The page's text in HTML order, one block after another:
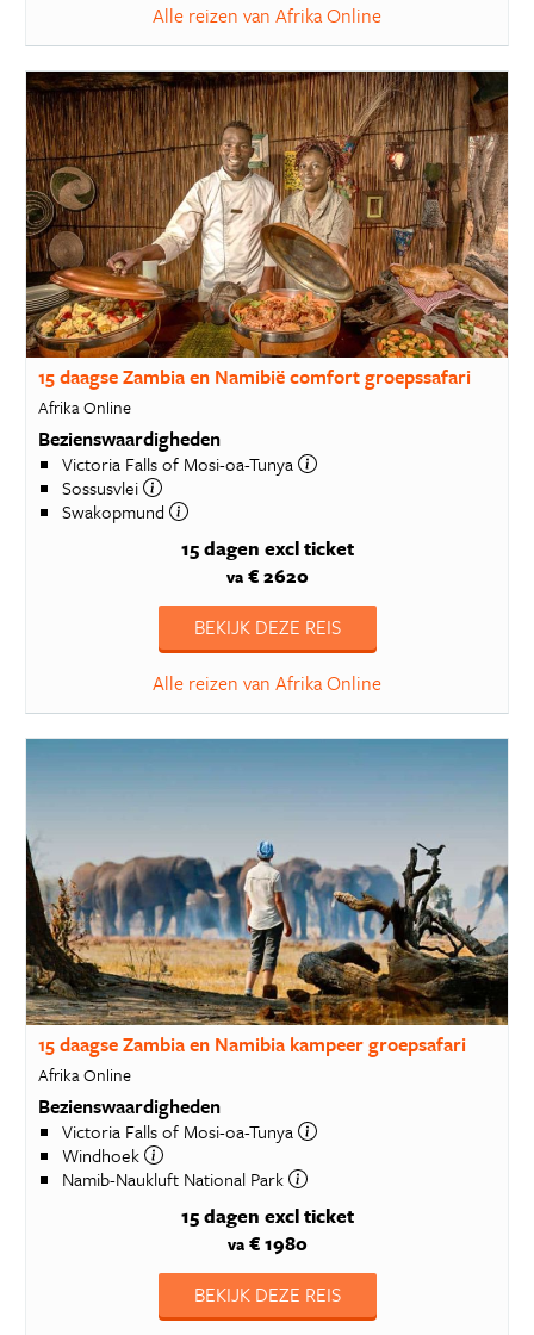
Alle reizen van Afrika Online
15 daagse Zambia en Namibië comfort groepssafari
Afrika Online
Bezienswaardigheden
Victoria Falls of Mosi-oa-Tunya
Sossusvlei
Swakopmund
15 dagen excl ticket
va€ 2620
BEKIJK DEZE REIS
Alle reizen van Afrika Online
15 daagse Zambia en Namibia kampeer groepsafari
Afrika Online
Bezienswaardigheden
Victoria Falls of Mosi-oa-Tunya
Windhoek
Namib-Naukluft National Park
15 dagen excl ticket
va€ 1980
BEKIJK DEZE REIS